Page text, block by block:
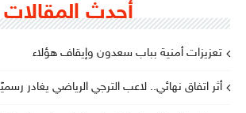
أحدث المقالات
تعزيزات أمنية بباب سعدون وإيقاف هؤلاء
أثر اتفاق نهائي.. لاعب الترجي الرياضي يغادر